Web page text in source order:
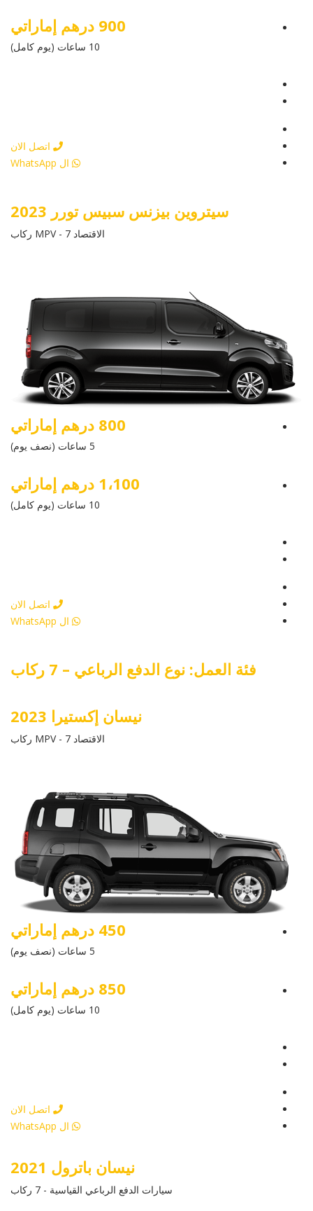
900 درهم إماراتي
10 ساعات (يوم كامل)
اتصل الان
ال WhatsApp
سيتروين بيزنس سبيس تورر 2023
الاقتصاد MPV - 7 ركاب
800 درهم إماراتي
5 ساعات (نصف يوم)
1،100 درهم إماراتي
10 ساعات (يوم كامل)
اتصل الان
ال WhatsApp
فئة العمل: نوع الدفع الرباعي – 7 ركاب
نيسان إكستيرا 2023
الاقتصاد MPV - 7 ركاب
450 درهم إماراتي
5 ساعات (نصف يوم)
850 درهم إماراتي
10 ساعات (يوم كامل)
اتصل الان
ال WhatsApp
نيسان باترول 2021
سيارات الدفع الرباعي القياسية - 7 ركاب